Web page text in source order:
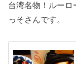
台湾名物！ルー
っそさんです。